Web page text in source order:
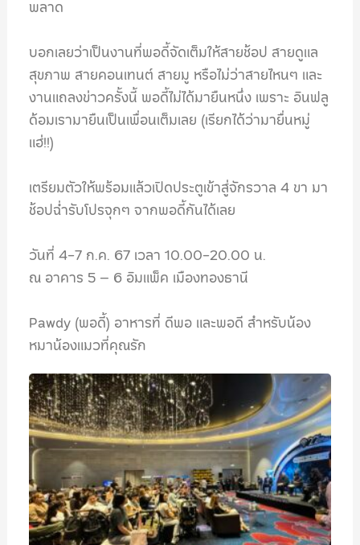
พลาด
บอกเลยว่าเป็นงานที่พอดี้จัดเต็มให้สายช้อป สายดูแล
สุขภาพ สายคอนเทนต์ สายมู หรือไม่ว่าสายไหนๆ และ
งานแถลงข่าวครั้งนี้ พอดี้ไม่ได้มายืนหนึ่ง เพราะ อินฟลู
ด้อมเรามายืนเป็นเพื่อนเต็มเลย (เรียกได้ว่ามายื่นหมู่
แฮ่!!)
เตรียมตัวให้พร้อมแล้วเปิดประตูเข้าสู่จักรวาล 4 ขา มา
ช้อปฉ่ำรับโปรจุกๆ จากพอดี้กันได้เลย
วันที่ 4-7 ก.ค. 67 เวลา 10.00-20.00 น.
ณ อาคาร 5 – 6 อิมแพ็ค เมืองทองธานี
Pawdy (พอดี้) อาหารที่ ดีพอ และพอดี สำหรับน้อง
หมาน้องแมวที่คุณรัก